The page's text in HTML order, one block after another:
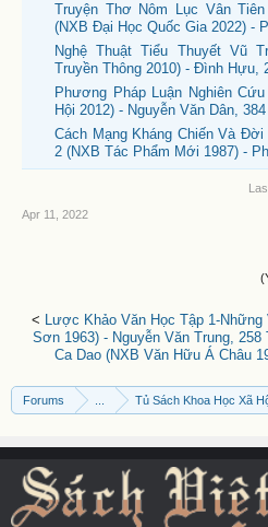
Truyện Thơ Nôm Lục Vân
(NXB Đại Học Quốc Gia 2022) -
Nghệ Thuật Tiểu Thuyết Vũ
Truyền Thông 2010) - Đình Hựu,
Phương Pháp Luận Nghiên
Hội 2012) - Nguyễn Văn Dân,
Cách Mạng Kháng Chiến Và
2 (NXB Tác Phẩm Mới 1987) -
Apr 11, 2022
< Lược Khảo Văn Học Tập 1-
Sơn 1963) - Nguyễn Văn Trung, 258
Ca Dao (NXB Văn Hữu Á Châu
Forums Tủ Sách Khoa Học Xã